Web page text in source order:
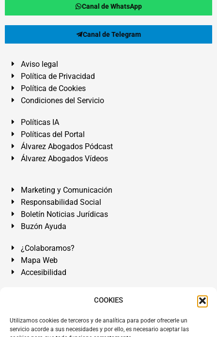
COOKIES
Utilizamos cookies de terceros y de analítica para poder ofrecerle un
servicio acorde a sus necesidades y por ello, es necesario aceptar las
Canal de WhatsApp
Canal de Telegram
Aviso legal
Política de Privacidad
Política de Cookies
Condiciones del Servicio
Políticas IA
Políticas del Portal
Álvarez Abogados Pódcast
Álvarez Abogados Vídeos
Marketing y Comunicación
Responsabilidad Social
Boletín Noticias Jurídicas
Buzón Ayuda
¿Colaboramos?
Mapa Web
Accesibilidad
Álvarez Abogados Tenerife:Calle Teobaldo Power Nº 7,
de Tenerife. Islas Canarias.